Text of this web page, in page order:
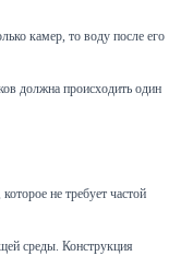
камер, то воду после его
должна происходить один
не требует частой
среды. Конструкция